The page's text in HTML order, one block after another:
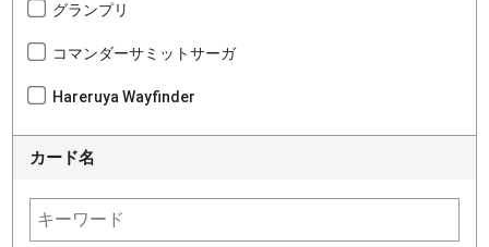
グランプリ
コマンダーサミットサーガ
Hareruya Wayfinder
カード名